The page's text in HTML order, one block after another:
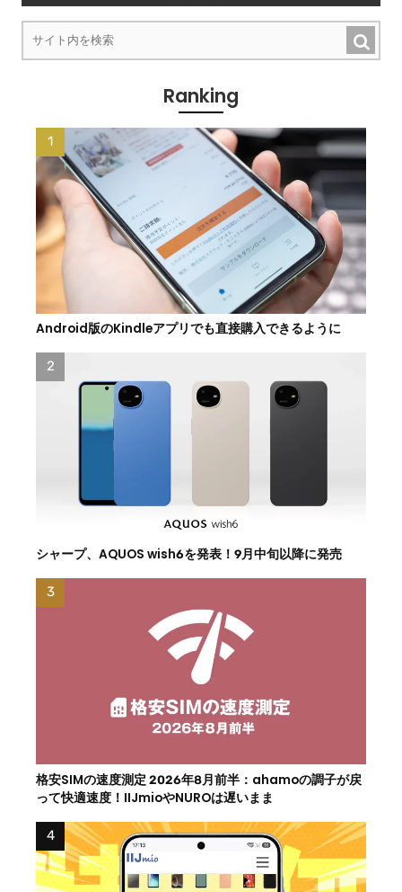
Ranking
Android版のKindleアプリでも直接購入できるように
シャープ、AQUOS wish6を発表！9月中旬以降に発売
格安SIMの速度測定 2026年8月前半：ahamoの調子が戻
って快適速度！IIJmioやNUROは遅いまま